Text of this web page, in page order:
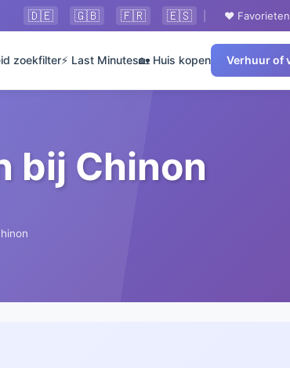
🇩🇪 🇬🇧 🇫🇷 🇪🇸 ❤️ Favorieten
zoekfilter⚡ Last Minutes🏡 Huis kopen Verhuur of
Chinon